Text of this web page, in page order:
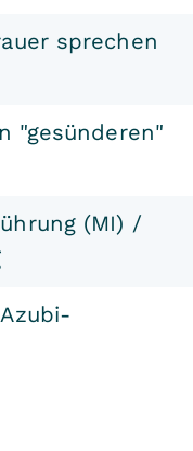
sprechen
"gesünderen"
(MI) /